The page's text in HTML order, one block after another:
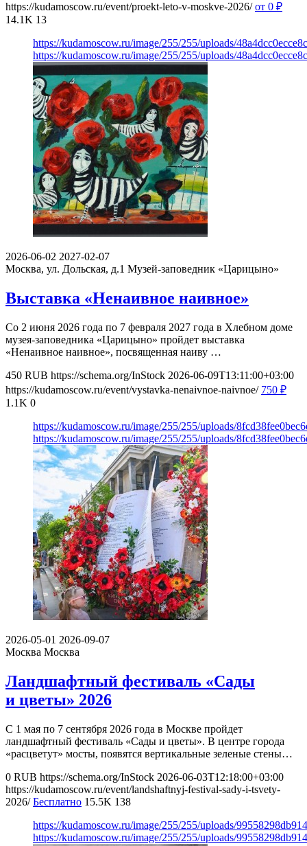
https://kudamoscow.ru/event/proekt-leto-v-moskve-2026/ от 0 ₽
14.1K 13
https://kudamoscow.ru/image/255/255/uploads/
https://kudamoscow.ru/image/255/255/uploads/
2026-06-02 2027-02-07
Москва, ул. Дольская, д.1 Музей-заповедник «Царицыно»
Выставка «Ненаивное наивное»
Со 2 июня 2026 года по 7 февраля 2027 года в Хлебном доме
музея-заповедника «Царицыно» пройдет выставка
«Ненаивное наивное», посвященная наиву …
450 RUB https://schema.org/InStock 2026-06-09T13:11:00+03:00
https://kudamoscow.ru/event/vystavka-nenaivnoe-naivnoe/ 750 ₽
1.1K 0
https://kudamoscow.ru/image/255/255/uploads/
https://kudamoscow.ru/image/255/255/uploads/
2026-05-01 2026-09-07
Москва Москва
Ландшафтный фестиваль «Сады
и цветы» 2026
С 1 мая по 7 сентября 2026 года в Москве пройдет
ландшафтный фестиваль «Сады и цветы». В центре города
«расцветут» мосты, появятся вертикальные зеленые стены…
0 RUB https://schema.org/InStock 2026-06-03T12:18:00+03:00
https://kudamoscow.ru/event/landshaftnyj-festival-sady-i-tsvety-
2026/ Бесплатно 15.5K 138
https://kudamoscow.ru/image/255/255/uploads/
https://kudamoscow.ru/image/255/255/uploads/